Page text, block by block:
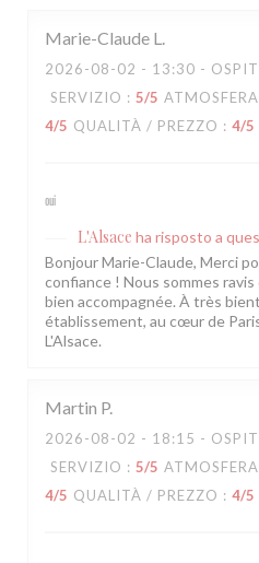
Marie-Claude L
2026-08-02 - 13:30 -
SERVIZIO : 5/5 ATMOSFERA
4/5 QUALITÀ / PREZZO : 4/5
oui
L'Alsace ha risposto a
Bonjour Marie-Claude, Merci
confiance ! Nous sommes
bien accompagnée. À très
établissement, au cœur de
L'Alsace.
Martin P
2026-08-02 - 18:15 -
SERVIZIO : 5/5 ATMOSFERA
4/5 QUALITÀ / PREZZO : 4/5